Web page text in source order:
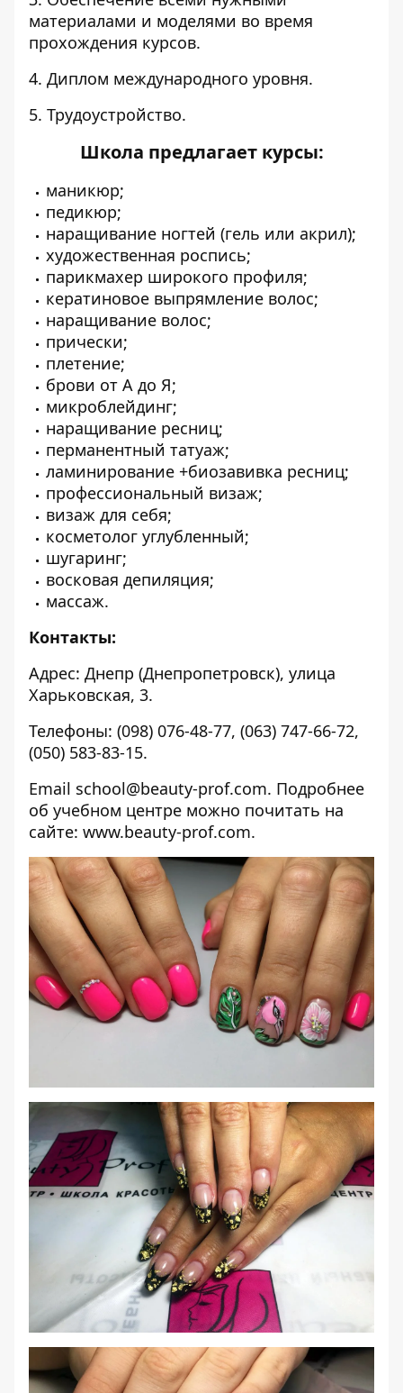
материалами и моделями во время
прохождения курсов.
4. Диплом международного уровня.
5. Трудоустройство.
Школа предлагает курсы:
маникюр;
педикюр;
наращивание ногтей (гель или акрил);
художественная роспись;
парикмахер широкого профиля;
кератиновое выпрямление волос;
наращивание волос;
прически;
плетение;
брови от А до Я;
микроблейдинг;
наращивание ресниц;
перманентный татуаж;
ламинирование +биозавивка ресниц;
профессиональный визаж;
визаж для себя;
косметолог углубленный;
шугаринг;
восковая депиляция;
массаж.
Контакты:
Адрес: Днепр (Днепропетровск), улица
Харьковская, 3.
Телефоны: (098) 076-48-77, (063) 747-66-72,
(050) 583-83-15.
Еmail school@beauty-prof.com. Подробнее
об учебном центре можно почитать на
сайте: www.beauty-prof.com.